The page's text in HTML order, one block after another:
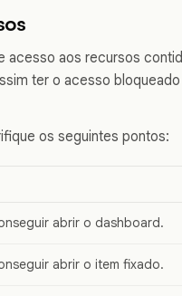
acesso aos recursos
ter o acesso
os seguintes pontos:
abrir o dashboard.
abrir o item fixado.